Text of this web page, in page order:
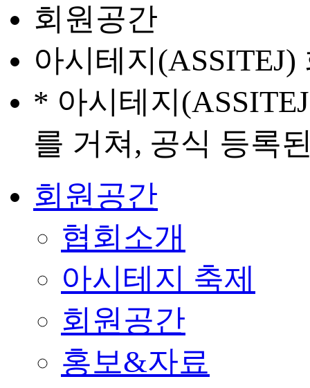
회원공간
아시테지
* 아시테지
를 거쳐, 공식 등록
회원공간
협회소개
아시테지 축제
회원공간
홍보&자료